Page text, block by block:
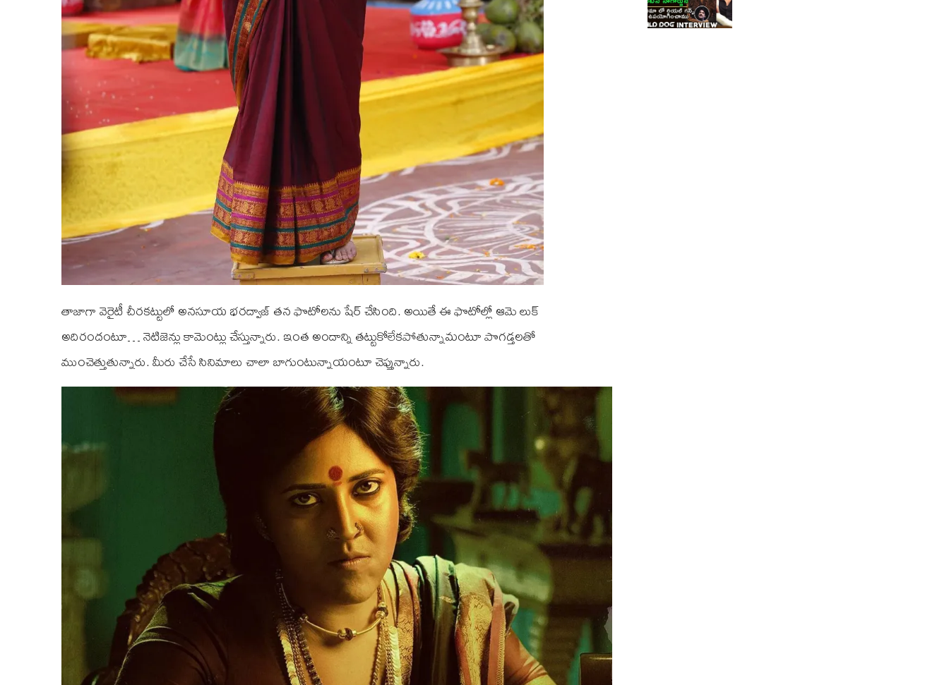
తాజాగా వెరైటీ చీరకట్టులో అనసూయ భరద్వాజ్ తన ఫొటోలను షేర్ చేసింది. అయితే ఈ ఫొటోల్లో ఆమె లుక్
అదిరందంటూ… నెటిజెన్లు కామెంట్లు చేస్తున్నారు. ఇంత అందాన్ని తట్టుకోలేకపోతున్నామంటూ పొగడ్తలతో
ముంచెత్తుతున్నారు. మీరు చేసే సినిమాలు చాలా బాగుంటున్నాయంటూ చెప్తున్నారు.